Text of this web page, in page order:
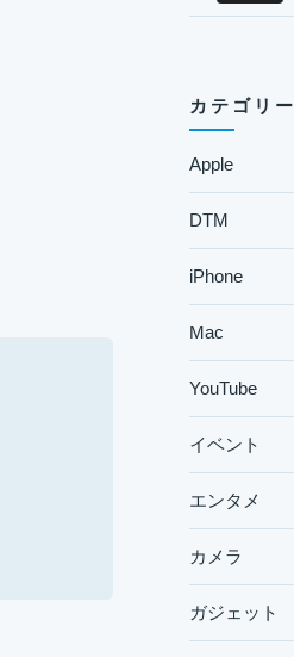
カテゴリー
Apple
DTM
iPhone
Mac
YouTube
イベント
エンタメ
カメラ
ガジェット